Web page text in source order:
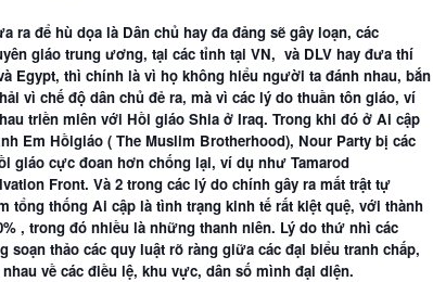
ra để hù dọa là Dân chủ hay đa đảng sẽ gây loạn, các
giáo trung ương, tại các tỉnh tại VN, và DLV hay đưa thí
Egypt, thì chính là vì họ không hiểu người ta đánh nhau, bắn
vì chế độ dân chủ đẻ ra, mà vì các lý do thuần tôn giáo, ví
triền miên với Hồi giáo Shia ở Iraq. Trong khi đó ở Ai cập
Em Hồigiáo ( The Muslim Brotherhood), Nour Party bị các
giáo cực đoan hơn chống lại, ví dụ như Tamarod
Front. Và 2 trong các lý do chính gây ra mất trật tự
tổng thống Ai cập là tình trạng kinh tế rất kiệt quệ, với thành
, trong đó nhiều là những thanh niên. Lý do thứ nhì các
soạn thảo các quy luật rõ ràng giữa các đại biểu tranh chấp,
về các điều lệ, khu vực, dân số mình đại diện.